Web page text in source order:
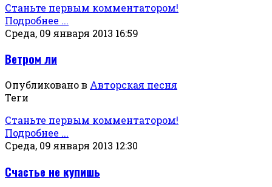
Станьте первым комментатором!
Подробнее ...
Среда, 09 января 2013 16:59
Ветром ли
Опубликовано в Авторская песня
Теги
Станьте первым комментатором!
Подробнее ...
Среда, 09 января 2013 12:30
Счастье не купишь